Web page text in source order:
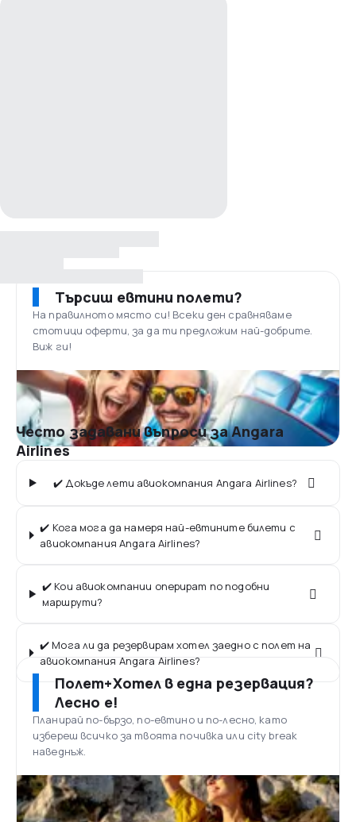
Търсиш евтини полети?
На правилното място си! Всеки ден сравняваме
стотици оферти, за да ти предложим най-добрите.
Виж ги!
Често задавани въпроси за Angara
Airlines
✔️ Докъде лети авиокомпания Angara Airlines?
✔️ Кога мога да намеря най-евтините билети с
авиокомпания Angara Airlines?
✔️ Кои авиокомпании оперират по подобни
маршрути?
✔️ Мога ли да резервирам хотел заедно с полет на
авиокомпания Angara Airlines?
Полет+Хотел в една резервация?
Лесно е!
Планирай по-бързо, по-евтино и по-лесно, като
избереш всичко за твоята почивка или city break
наведнъж.